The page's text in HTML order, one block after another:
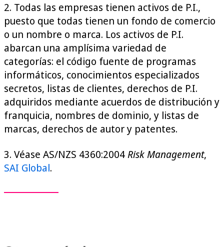
2. Todas las empresas tienen activos de P.I.,
puesto que todas tienen un fondo de comercio
o un nombre o marca. Los activos de P.I.
abarcan una amplísima variedad de
categorías: el código fuente de programas
informáticos, conocimientos especializados
secretos, listas de clientes, derechos de P.I.
adquiridos mediante acuerdos de distribución y
franquicia, nombres de dominio, y listas de
marcas, derechos de autor y patentes.
3. Véase AS/NZS 4360:2004Risk Management,
SAI Global.